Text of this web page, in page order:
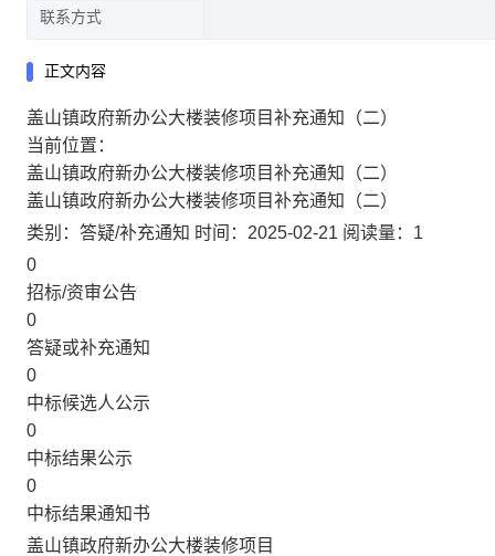
联系方式
正文内容
盖山镇政府新办公大楼装修项目补充通知（二）
当前位置：
盖山镇政府新办公大楼装修项目补充通知（二）
盖山镇政府新办公大楼装修项目补充通知（二）
类别：答疑/补充通知 时间：2025-02-21 阅读量：1
0
招标/资审公告
0
答疑或补充通知
0
中标候选人公示
0
中标结果公示
0
中标结果通知书
盖山镇政府新办公大楼装修项目